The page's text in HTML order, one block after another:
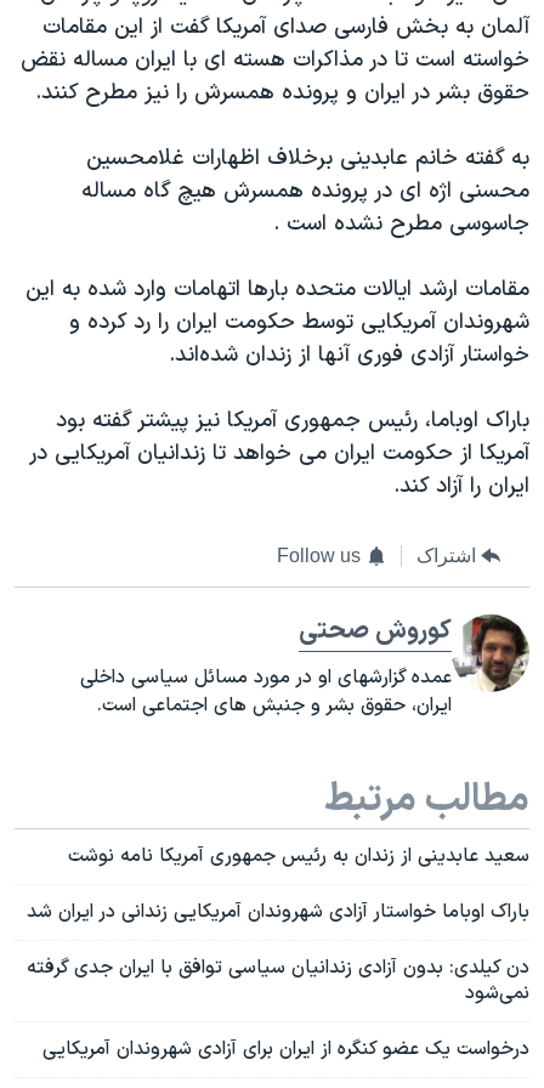
آلمان به بخش فارسی صدای آمریکا گفت از این مقامات
خواسته است تا در مذاکرات هسته ای با ایران مساله نقض
حقوق بشر در ایران و پرونده همسرش را نیز مطرح کنند.
به گفته خانم عابدینی برخلاف اظهارات غلامحسین
محسنی اژه ای در پرونده همسرش هیچ گاه مساله
جاسوسی مطرح نشده است .
مقامات ارشد ایالات متحده بارها اتهامات وارد شده به این
شهروندان آمریکایی توسط حکومت ایران را رد کرده و
خواستار آزادی فوری آنها از زندان شده‌اند.
باراک اوباما، رئیس جمهوری آمریکا نیز پیشتر گفته بود
آمریکا از حکومت ایران می خواهد تا زندانیان آمریکایی در
ایران را آزاد کند.
اشتراک Follow us
کوروش صحتی
عمده گزارشهای او در مورد مسائل سیاسی داخلی
ایران، حقوق بشر و جنبش های اجتماعی است.
مطالب مرتبط
سعید عابدینی از زندان به رئیس جمهوری آمریکا نامه نوشت
باراک اوباما خواستار آزادی شهروندان آمریکایی زندانی در ایران شد
دن کیلدی: بدون آزادی زندانیان سیاسی توافق با ایران جدی گرفته
نمی‌شود
درخواست یک عضو کنگره از ایران برای آزادی شهروندان آمریکایی